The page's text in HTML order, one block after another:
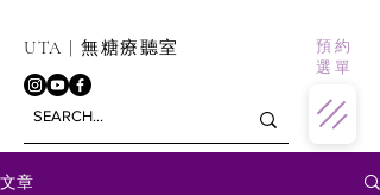
UTA | 無糖療聽室
預 約
選 單
文章